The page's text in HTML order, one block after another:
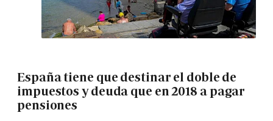
España tiene que destinar el doble de
impuestos y deuda que en 2018 a pagar
pensiones